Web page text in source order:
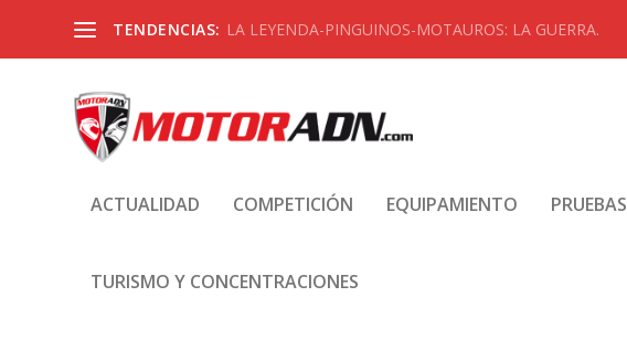
TENDENCIAS: LA LEYENDA-PINGUINOS-MOTAUROS: LA GUERRA.
ACTUALIDAD COMPETICIÓN EQUIPAMIENTO PRUEBAS
TURISMO Y CONCENTRACIONES